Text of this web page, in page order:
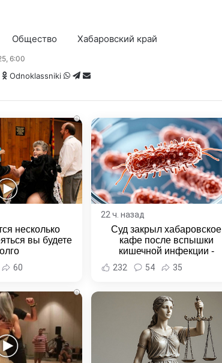
Общество Хабаровский край
6:00
Odnoklassniki WhatsApp
Telegram
Share
Email
i
несколько
вы будете
60
22 ч. назад
Суд закрыл хабаровское
кафе после вспышки
кишечной инфекции -
Новости Хабаровска и
Хабаровского края
232 54 35
i